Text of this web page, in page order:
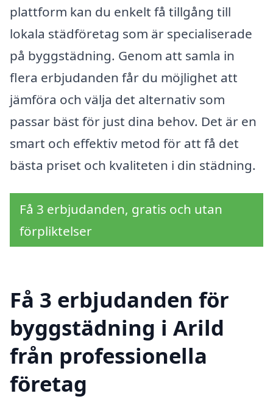
plattform kan du enkelt få tillgång till
lokala städföretag som är specialiserade
på byggstädning. Genom att samla in
flera erbjudanden får du möjlighet att
jämföra och välja det alternativ som
passar bäst för just dina behov. Det är en
smart och effektiv metod för att få det
bästa priset och kvaliteten i din städning.
Få 3 erbjudanden, gratis och utan
förpliktelser
Få 3 erbjudanden för
byggstädning i Arild
från professionella
företag